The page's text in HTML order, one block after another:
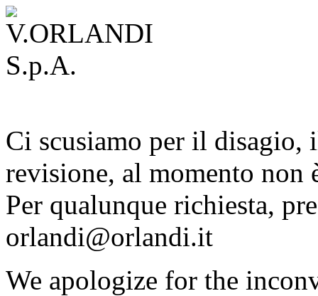
Ci scusiamo per il disagio,
revisione, al momento non
Per qualunque richiesta,
orlandi@orlandi.it
We apologize for the